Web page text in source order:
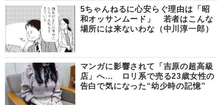
5ちゃんねるに心安らぐ理由は「昭
和オッサンムード」 若者はこんな
場所には来ないわな（中川淳一郎）
マンガに影響されて「吉原の超高級
店」へ… ロリ系で売る23歳女性の
告白で気になった“幼少時の記憶”